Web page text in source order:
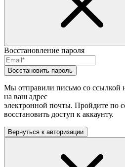
Восстановление пароля
Восстановить пароль
Мы отправили письмо со ссылкой
на ваш адрес
электронной почты. Пройдите по
восстановить доступ к аккаунту.
Вернуться к авторизации